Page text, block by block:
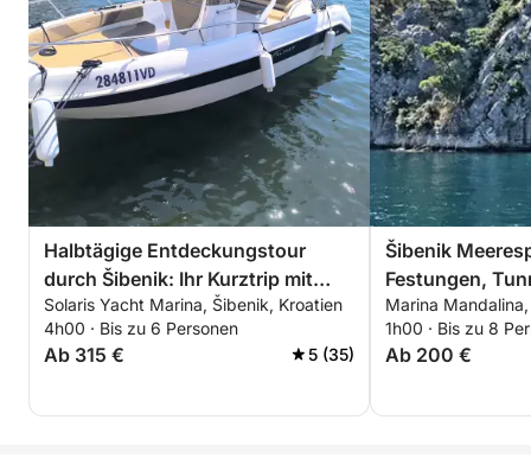
Halbtägige Entdeckungstour
durch Šibenik: Ihr Kurztrip mit
dem Motorboot
Solaris Yacht Marina, Šibenik, Kroatien
4h00 · Bis zu 6 Personen
Ab 315 € 5 (35)
Šibenik
Festungen,
Marina
1h00 · Bis zu 8
Ab 200 €